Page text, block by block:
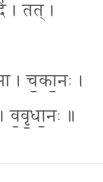
। तत् ।
। च॒का॒नः ।
व॒वृ॒धा॒नः ॥